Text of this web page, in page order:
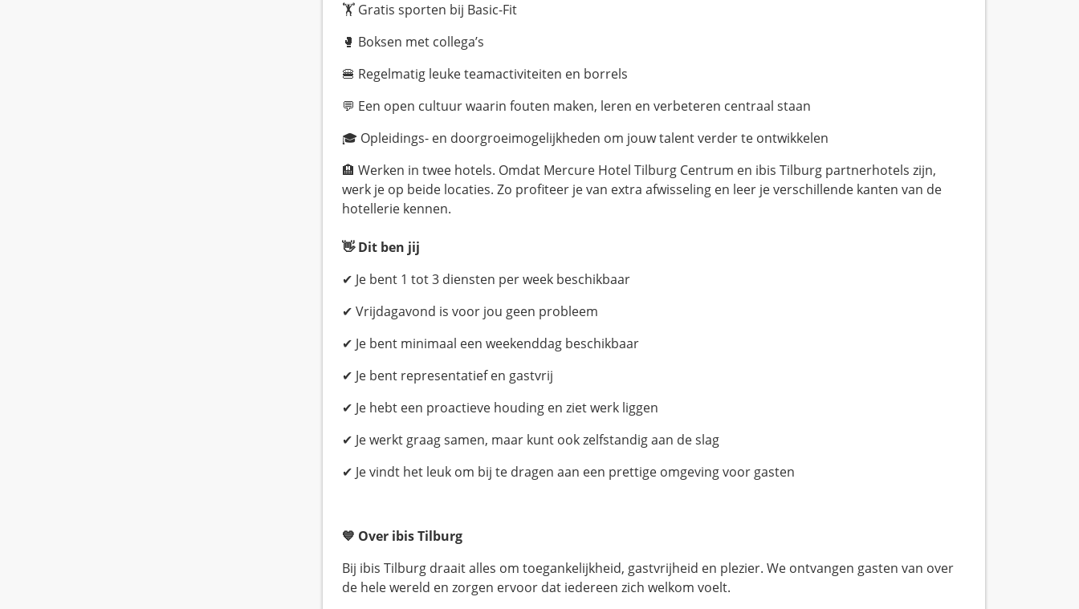
🏋️ Gratis sporten bij Basic-Fit
🥊 Boksen met collega’s
🍔 Regelmatig leuke teamactiviteiten en borrels
💬 Een open cultuur waarin fouten maken, leren en verbeteren centraal staan
🎓 Opleidings- en doorgroeimogelijkheden om jouw talent verder te ontwikkelen
🏨 Werken in twee hotels. Omdat Mercure Hotel Tilburg Centrum en ibis Tilburg partnerhotels zijn,
werk je op beide locaties. Zo profiteer je van extra afwisseling en leer je verschillende kanten van de
hotellerie kennen.
👋 Dit ben jij
✔ Je bent 1 tot 3 diensten per week beschikbaar
✔ Vrijdagavond is voor jou geen probleem
✔ Je bent minimaal een weekenddag beschikbaar
✔ Je bent representatief en gastvrij
✔ Je hebt een proactieve houding en ziet werk liggen
✔ Je werkt graag samen, maar kunt ook zelfstandig aan de slag
✔ Je vindt het leuk om bij te dragen aan een prettige omgeving voor gasten
💙 Over ibis Tilburg
Bij ibis Tilburg draait alles om toegankelijkheid, gastvrijheid en plezier. We ontvangen gasten van over
de hele wereld en zorgen ervoor dat iedereen zich welkom voelt.